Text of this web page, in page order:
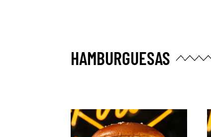
HAMBURGUESAS